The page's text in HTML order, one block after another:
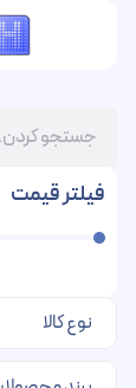
فیلتر قیمت